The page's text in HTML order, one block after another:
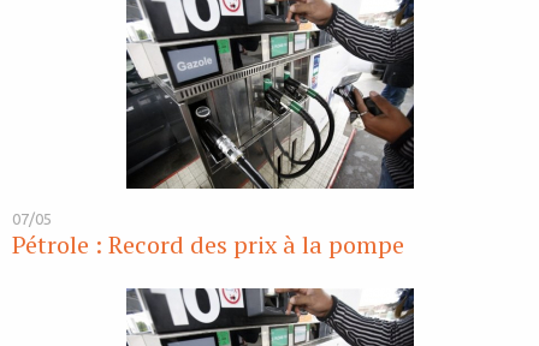
07/05
Pétrole : Record des prix à la pompe